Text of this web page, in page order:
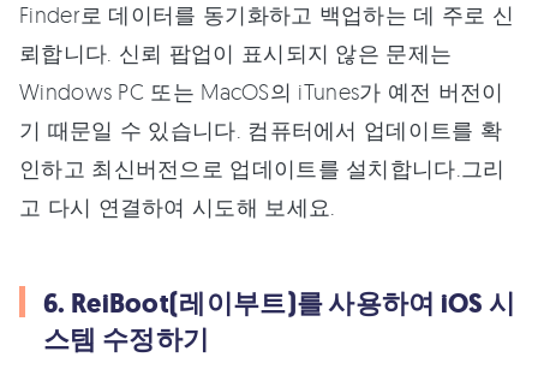
Finder로 데이터를 동기화하고 백업하는 데 주로 신
뢰합니다. 신뢰 팝업이 표시되지 않은 문제는
Windows PC 또는 MacOS의 iTunes가 예전 버전이
기 때문일 수 있습니다. 컴퓨터에서 업데이트를 확
인하고 최신버전으로 업데이트를 설치합니다.그리
고 다시 연결하여 시도해 보세요.
6. ReiBoot(레이부트)를 사용하여 iOS 시
스템 수정하기